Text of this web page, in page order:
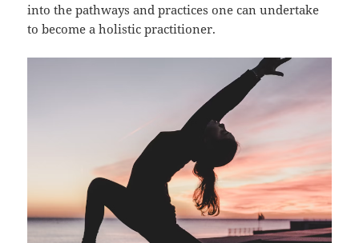
into the pathways and practices one can undertake
to become a holistic practitioner.